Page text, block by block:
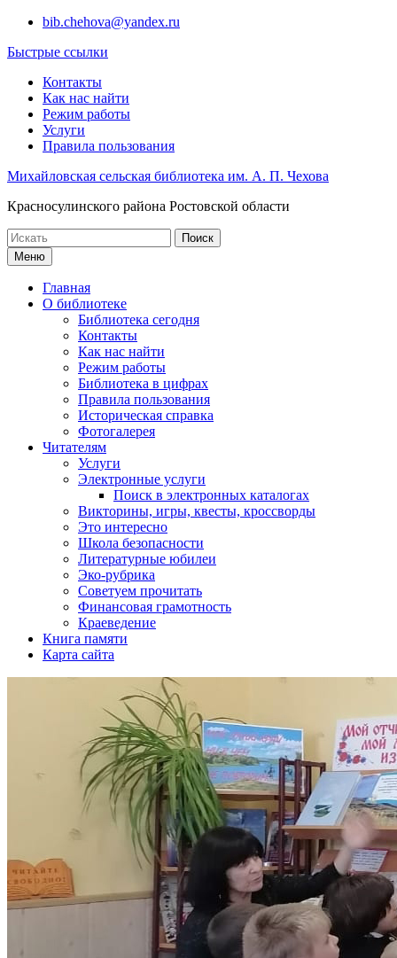
Перейти
содержимому
bib.chehova@yandex.ru
Быстрые ссылки
Контакты
Как нас найти
Режим работы
Услуги
Правила пользования
Михайловская сельская библиотека им. А. П. Чехова
Красносулинского района Ростовской области
Поиск
по:Меню
Главная
О библиотеке
Библиотека сегодня
Контакты
Как нас найти
Режим работы
Библиотека в цифрах
Правила пользования
Историческая справка
Фотогалерея
Читателям
Услуги
Электронные услуги
Поиск в электронных каталогах
Викторины, игры, квесты, кроссворды
Это интересно
Школа безопасности
Литературные юбилеи
Эко-рубрика
Советуем прочитать
Финансовая грамотность
Краеведение
Книга памяти
Карта сайта